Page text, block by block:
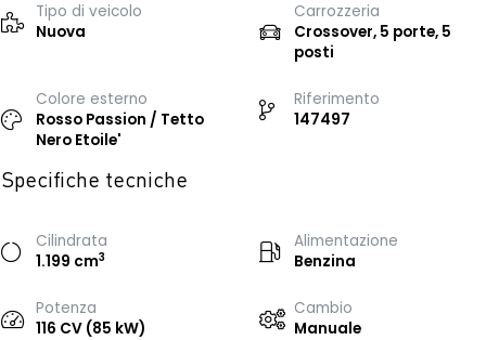
Tipo di veicolo
Nuova
Carrozzeria
Crossover, 5 porte, 5
posti
Colore esterno
Rosso Passion / Tetto
Nero Etoile'
Riferimento
147497
Specifiche tecniche
Cilindrata
1.199 cm3
Alimentazione
Benzina
Potenza
116 CV (85 kW)
Cambio
Manuale